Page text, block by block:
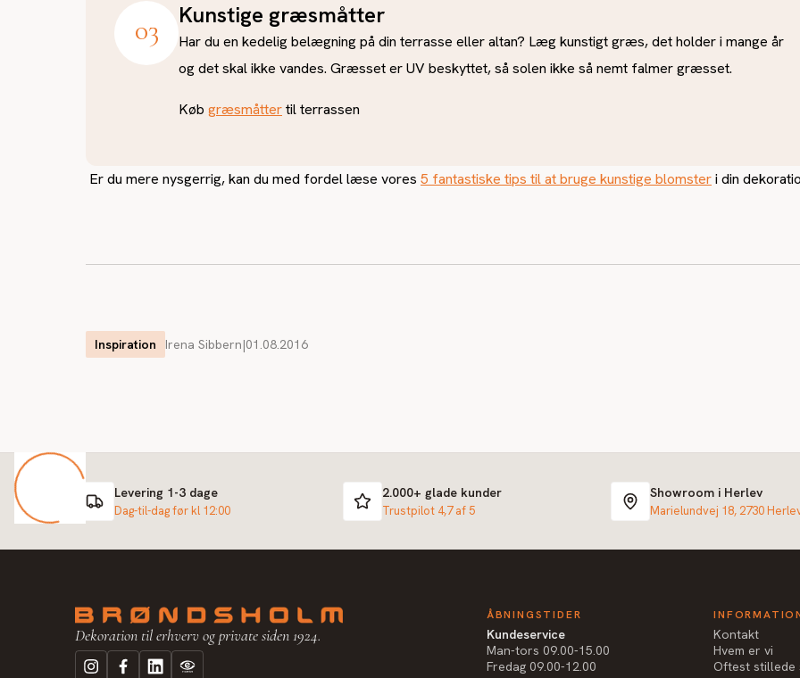
03 Kunstige græsmåtter
Har du en kedelig belægning på din terrasse eller altan? Læg kunstigt græs, det holder i mange år
og det skal ikke vandes. Græsset er UV beskyttet, så solen ikke så nemt falmer græsset.
Køb græsmåttertil terrassen
Er du mere nysgerrig, kan du med fordel læse vores 5 fantastiske tips til at bruge kunstige blomsteri din
Inspiration Irena Sibbern| 01.08.2016
Levering 1-3 dage
Dag-til-dag før kl 12:00
2.000+ glade kunder
Trustpilot 4,7 af 5
Showroom i Herlev
Marielundvej 18, 2730
Dekoration til erhverv og private siden 1924.
ÅBNINGSTIDER
Kundeservice
Man-tors 09.00-15.00
Fredag 09.00-12.00
Kontakt
Hvem er vi
Oftest stillede